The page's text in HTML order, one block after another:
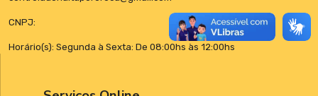
CNPJ:
Horário(s): Segunda à Sexta: De 08:00hs às 12:00hs